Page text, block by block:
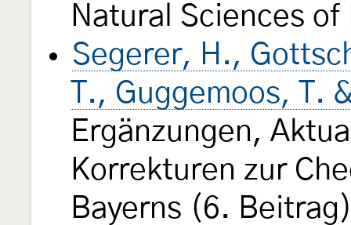
Natural Sciences
Segerer, H.,
T., Guggemoos, T.
Ergänzungen,
Korrekturen zur
Bayerns (6.